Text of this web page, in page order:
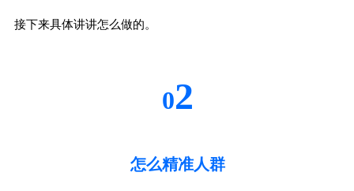
接下来具体讲讲怎么做的。
02
怎么精准人群